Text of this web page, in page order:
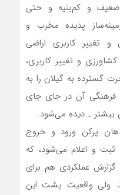
و کم‌بنیه و حتی
‌پدیده مخرب و
کاربری اراضی
و تغییر کاربری،
گسترده به گیلان را به
فرهنگی آن در جای جای
بیشتر ـ دیده می‌شود.
پرکن ورود و خروج
و اعلام می‌‌شود، که
گزارش عملکردی هم برای
ولی واقعیت پشت این